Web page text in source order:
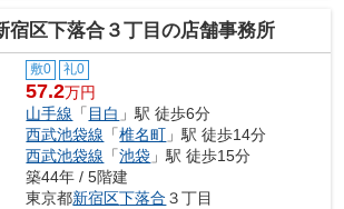
宿区下落合３丁目の店舗事務所
敷0 礼0
57.2万円
山手線 「 目白 」駅 徒歩6分
西武池袋線 「椎名町 」駅 徒歩14分
西武池袋線 「池袋 」駅 徒歩15分
築44年 / 5階建
東京都新宿区下落合 ３丁目